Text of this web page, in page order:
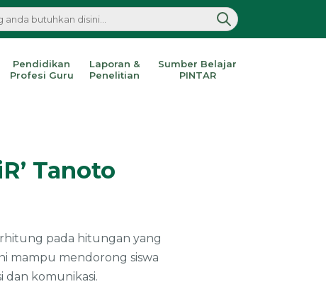
Pendidikan
Profesi Guru
Laporan &
Penelitian
Sumber Belajar
PINTAR
Tanoto
pada hitungan yang
mampu mendorong siswa
komunikasi.